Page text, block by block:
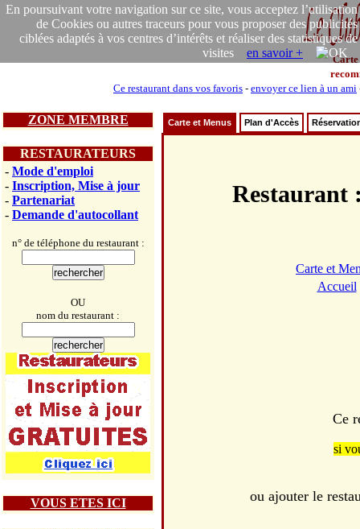
En poursuivant votre navigation sur ce site, vous acceptez l’utilisation
de Cookies ou autres traceurs pour vous proposer des publicités
ciblées adaptés à vos centres d’intérêts et réaliser des statistiques de
visites en savoir +
Carte
Ce restaurant dans vos favoris - envoyer ce lien à un ami
ZONE MEMBRE
RESTAURATEURS
- Mode d'emploi
- Inscription, Mise à jour
- Partenariat
- Demande d'autocollant
n° de téléphone du restaurant :
OU
nom du restaurant :
VOUS ETES ICI
Carte et Menus Plan d'Accès
Carte et
Accueil
Ce
si
ou ajouter le